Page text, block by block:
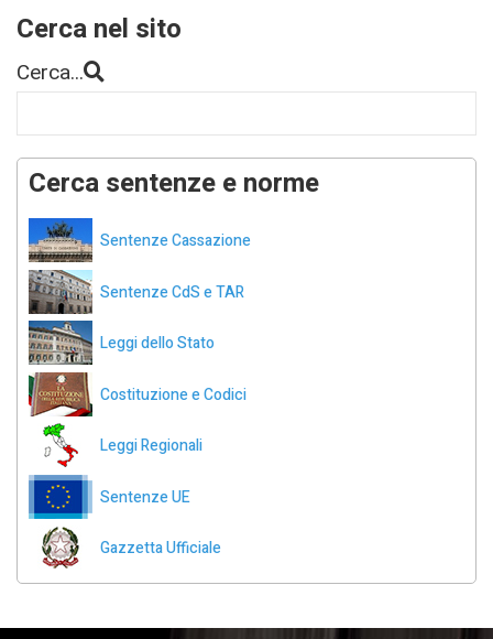
Cerca nel sito
Cerca...
Cerca sentenze e norme
Sentenze Cassazione
Sentenze CdS e TAR
Leggi dello Stato
Costituzione e Codici
Leggi Regionali
Sentenze UE
Gazzetta Ufficiale